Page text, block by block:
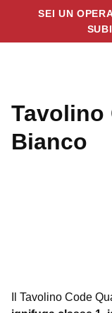
SEI UN
Tavolino
Bianco
Il Tavolino Code